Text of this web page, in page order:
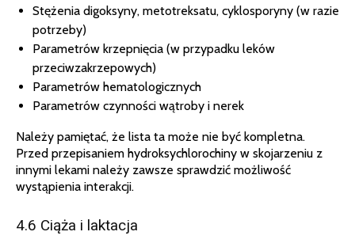
Stężenia digoksyny, metotreksatu, cyklosporyny (w razie
potrzeby)
Parametrów krzepnięcia (w przypadku leków
przeciwzakrzepowych)
Parametrów hematologicznych
Parametrów czynności wątroby i nerek
Należy pamiętać, że lista ta może nie być kompletna.
Przed przepisaniem hydroksychlorochiny w skojarzeniu z
innymi lekami należy zawsze sprawdzić możliwość
wystąpienia interakcji.
4.6 Ciąża i laktacja